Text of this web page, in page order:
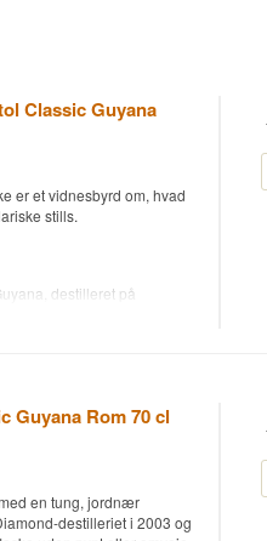
Classic Guyana
er et vidnesbyrd om, hvad
stills.
destilleret på
aftappet af Bristol
først at være lagret i brugte
sherryfade, hvilket tilføjer
Bristol Classic Rum er
uden tilsat farve eller
Guyana Rom 70 cl
en tung, jordnær
destilleriet i 2003 og